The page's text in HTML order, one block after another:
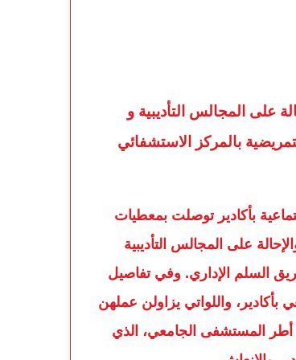
بالمركز الاستشفائي
بأكادير توصلت بمعطيات
على المجالس التأديبية
السلم الإداري. وفي تفاصيل
الجامعي بأكادير، واللواتي يزاولن عملهن
أطر المستشفى الجامعي، الذي